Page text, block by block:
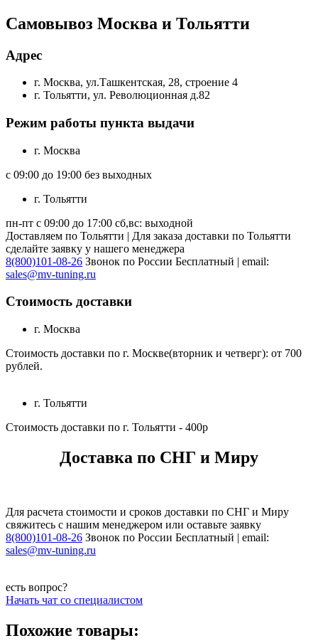
Самовывоз Москва и Тольятти
Адрес
г. Москва, ул.Ташкентская, 28, строение 4
г. Тольятти, ул. Революционная д.82
Режим работы пункта выдачи
г. Москва
с 09:00 до 19:00 без выходных
г. Тольятти
пн-пт с 09:00 до 17:00 сб,вс: выходной
Доставляем по Тольятти | Для заказа доставки по Тольятти
сделайте заявку у нашего менеджера
8(800)101-08-26 Звонок по России Бесплатный | email:
sales@mv-tuning.ru
Стоимость доставки
г. Москва
Стоимость доставки по г. Москве(вторник и четверг): от 700
рублей.
г. Тольятти
Стоимость доставки по г. Тольятти - 400р
Доставка по СНГ и Миру
Для расчета стоимости и сроков доставки по СНГ и Миру
свяжитесь с нашим менеджером или оставьте заявку
8(800)101-08-26 Звонок по России Бесплатный | email:
sales@mv-tuning.ru
есть вопрос?
Начать чат со специалистом
Похожие товары: